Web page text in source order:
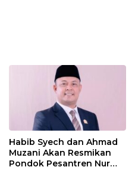
Habib Syech dan Ahmad
Muzani Akan Resmikan
Pondok Pesantren Nur